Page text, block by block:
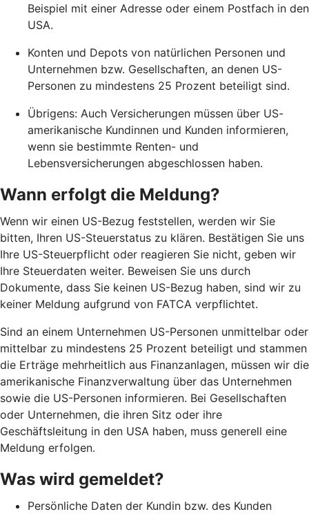
Beispiel mit einer Adresse oder einem Postfach in den
USA.
Konten und Depots von natürlichen Personen und
Unternehmen bzw. Gesellschaften, an denen US-
Personen zu mindestens 25 Prozent beteiligt sind.
Übrigens: Auch Versicherungen müssen über US-
amerikanische Kundinnen und Kunden informieren,
wenn sie bestimmte Renten- und
Lebensversicherungen abgeschlossen haben.
Wann erfolgt die Meldung?
Wenn wir einen US-Bezug feststellen, werden wir Sie
bitten, Ihren US-Steuerstatus zu klären. Bestätigen Sie uns
Ihre US-Steuerpflicht oder reagieren Sie nicht, geben wir
Ihre Steuerdaten weiter. Beweisen Sie uns durch
Dokumente, dass Sie keinen US-Bezug haben, sind wir zu
keiner Meldung aufgrund von FATCA verpflichtet.
Sind an einem Unternehmen US-Personen unmittelbar oder
mittelbar zu mindestens 25 Prozent beteiligt und stammen
die Erträge mehrheitlich aus Finanzanlagen, müssen wir die
amerikanische Finanzverwaltung über das Unternehmen
sowie die US-Personen informieren. Bei Gesellschaften
oder Unternehmen, die ihren Sitz oder ihre
Geschäftsleitung in den USA haben, muss generell eine
Meldung erfolgen.
Was wird gemeldet?
Persönliche Daten der Kundin bzw. des Kunden